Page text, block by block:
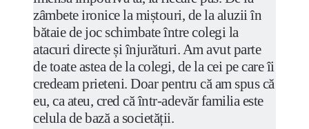
zâmbete ironice la miștouri, de la aluzii în
bătaie de joc schimbate între colegi la
atacuri directe și înjurături. Am avut parte
de toate astea de la colegi, de la cei pe care îi
credeam prieteni. Doar pentru că am spus că
eu, ca ateu, cred că într-adevăr familia este
celula de bază a societății.